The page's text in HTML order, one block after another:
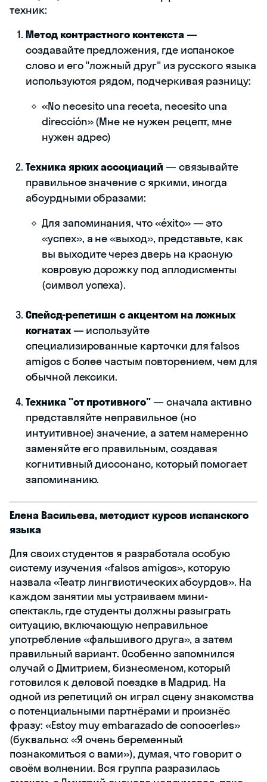
техник:
Метод контрастного контекста—
создавайте предложения, где испанское
слово и его "ложный друг" из русского языка
используются рядом, подчеркивая разницу:
«No necesito una receta, necesito una
dirección» (Мне не нужен рецепт, мне
нужен адрес)
Техника ярких ассоциаций — связывайте
правильное значение с яркими, иногда
абсурдными образами:
Для запоминания, что «éxito» — это
«успех», а не «выход», представьте, как
вы выходите через дверь на красную
ковровую дорожку под аплодисменты
(символ успеха).
Спейсд-репетишн с акцентом на ложных
когнатах— используйте
специализированные карточки для falsos
amigos с более частым повторением, чем для
обычной лексики.
Техника "от противного"— сначала активно
представляйте неправильное (но
интуитивное) значение, а затем намеренно
заменяйте его правильным, создавая
когнитивный диссонанс, который помогает
запоминанию.
Елена Васильева, методист курсов испанского
языка
Для своих студентов я разработала особую
систему изучения «falsos amigos», которую
назвала «Театр лингвистических абсурдов». На
каждом занятии мы устраиваем мини-
спектакль, где студенты должны разыграть
ситуацию, включающую неправильное
употребление «фальшивого друга», а затем
правильный вариант. Особенно запомнился
случай с Дмитрием, бизнесменом, который
готовился к деловой поездке в Мадрид. На
одной из репетиций он играл сцену знакомства
с потенциальными партнёрами и произнёс
фразу: «Estoy muy embarazado de conocerles»
(буквально: «Я очень беременный
познакомиться с вами»), думая, что говорит о
своём волнении. Вся группа разразилась